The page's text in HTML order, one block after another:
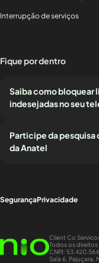
Interrupção de serviços
Fique por dentro
Saiba como bloquear
indesejadas no seu
Participe da pesquisa
da Anatel
SegurançaPrivacidade
Client Co
Todos os direitos
CNPJ:
Sala 6, Pajuçara,